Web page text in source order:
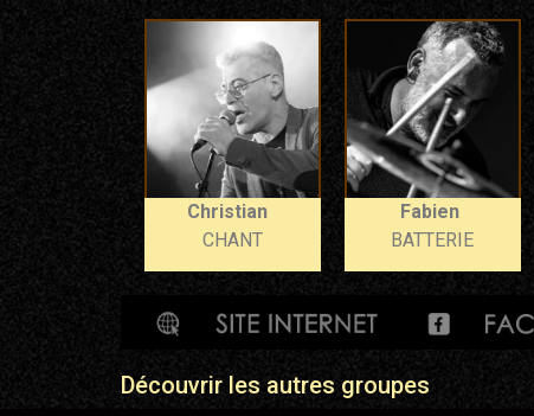
Christian
CHANT
Fabien
BATTERIE
Découvrir les autres groupes